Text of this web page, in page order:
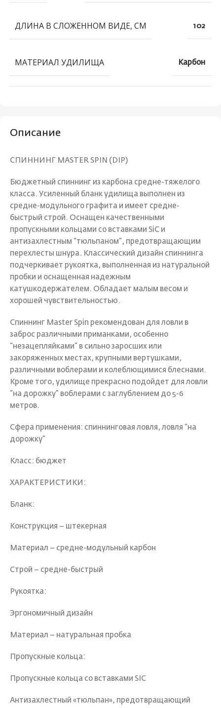
Описание
СПИННИНГ MASTER SPIN (DIP)
Бюджетный спиннинг из карбона средне-тяжелого
класса. Усиленный бланк удилища выполнен из
средне-модульного графита и имеет средне-
быстрый строй. Оснащен качественными
пропускными кольцами со вставками SiC и
антизахлестным “тюльпаном”, предотвращающим
перехлесты шнура. Классический дизайн спиннинга
подчеркивает рукоятка, выполненная из натуральной
пробки и оснащенная надежным
катушкодержателем. Обладает малым весом и
хорошей чувствительностью.
Спиннинг Master Spin рекомендован для ловли в
заброс различными приманками, особенно
“незацепляйками” в сильно заросших или
закоряженных местах, крупными вертушками,
различными воблерами и колеблющимися блеснами.
Кроме того, удилище прекрасно подойдет для ловли
“на дорожку” воблерами с заглублением до 5-6
метров.
Сфера применения: спиннинговая ловля, ловля “на
дорожку”
Класс: бюджет
ХАРАКТЕРИСТИКИ:
Бланк:
Конструкция – штекерная
Материал – средне-модульный карбон
Строй – средне-быстрый
Рукоятка:
Эргономичный дизайн
Материал – натуральная пробка
Пропускные кольца:
Пропускные кольца со вставками SIC
Антизахлестный «тюльпан», предотвращающий
ДЛИНА В СЛОЖЕННОМ ВИДЕ, СМ 102
МАТЕРИАЛ УДИЛИЩА Карбон